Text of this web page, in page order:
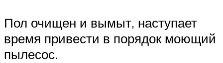
Пол очищен и вымыт, наступает
время привести в порядок моющий
пылесос.